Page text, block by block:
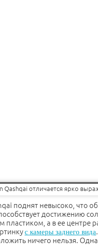
Qashqai отличается ярко
поднят невысоко, что
достижению
а в ее центре
с камеры заднего вида
ничего нельзя.